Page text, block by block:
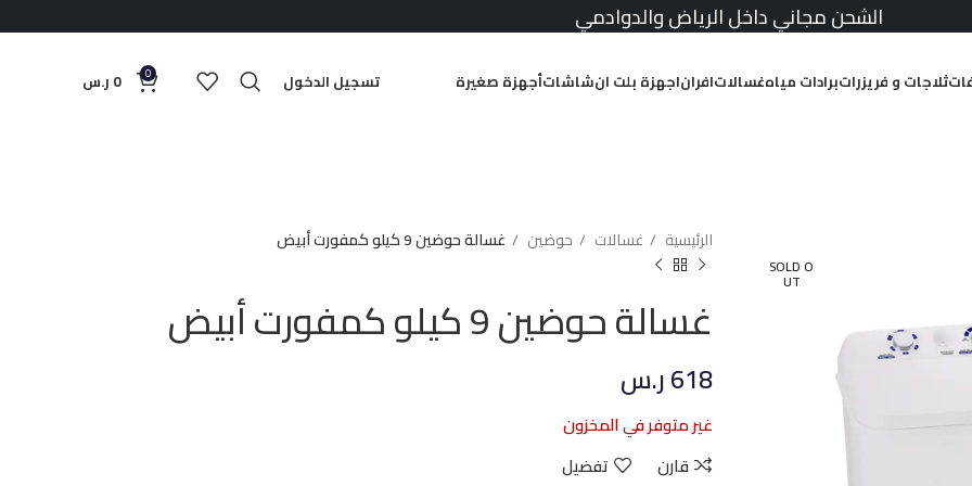
الشحن مجاني داخل الرياض والدوادمي
ثلاجات و فريزراتبرادات مياهغسالاتافراناجهزة بلت انشاشاتأجهزة صغيرة تسجيل الدخول 0
0 ر.س
SOLD O
UT
الرئيسية غسالات حوضين غسالة حوضين 9 كيلو كمفورت أبيض
غسالة حوضين 9 كيلو كمفورت أبيض
618ر.س
غير متوفر في المخزون
قارن
تفضيل